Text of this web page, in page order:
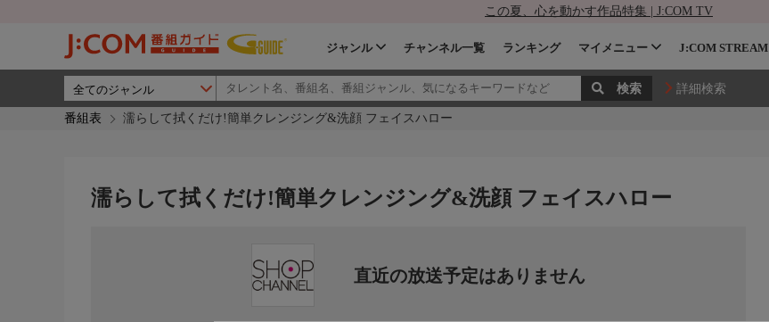
この夏、心を動かす作品特集 | J:COM TV
ジャンル チャンネル一覧 ランキング マイメニュー J:COM STREAM
詳細検索
番組表 濡らして拭くだけ!簡単クレンジング&洗顔 フェイスハロー
濡らして拭くだけ!簡単クレンジング&洗顔 フェイスハロー
直近の放送予定はありません